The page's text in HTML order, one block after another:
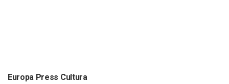
Europa Press Cultura